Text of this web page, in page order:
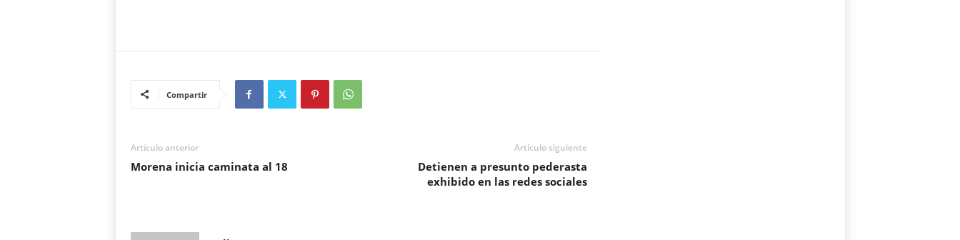
Compartir
Artículo anterior
Morena inicia caminata al 18
Artículo siguiente
Detienen a presunto pederasta
exhibido en las redes sociales